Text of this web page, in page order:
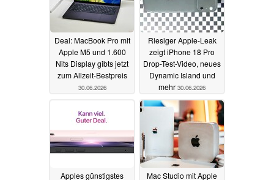
Deal: MacBook Pro mit
Apple M5 und 1.600
Nits Display gibts jetzt
zum Allzeit-Bestpreis
30.06.2026
Riesiger Apple-Leak
zeigt iPhone 18 Pro
Drop-Test-Video, neues
Dynamic Island und
mehr 30.06.2026
Apples günstigstes
Mac Studio mit Apple